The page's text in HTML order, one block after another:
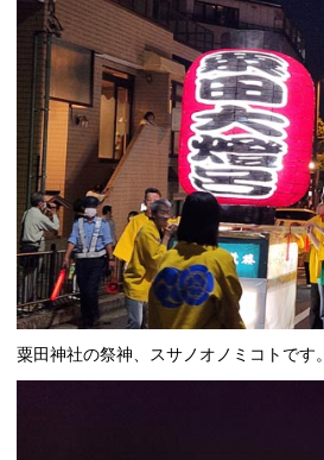
粟田神社の祭神、スサノオノミコトです。